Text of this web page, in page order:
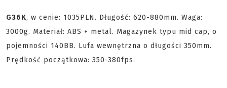
G36K, w cenie: 1035PLN. Długość: 620-880mm. Waga:
3000g. Materiał: ABS + metal. Magazynek typu mid cap, o
pojemności 140BB. Lufa wewnętrzna o długości 350mm.
Prędkość początkowa: 350-380fps.